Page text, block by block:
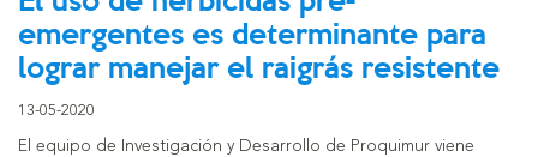
emergentes es determinante para
lograr manejar el raigrás resistente
13-05-2020
El equipo de Investigación y Desarrollo de Proquimur viene